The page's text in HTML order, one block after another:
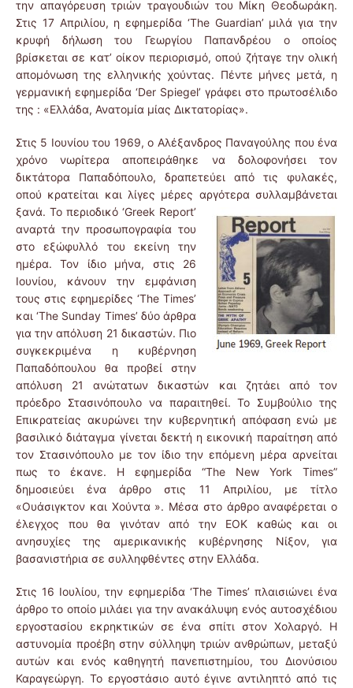
την απαγόρευση τριών τραγουδιών του Μίκη Θεοδωράκη.
Στις 17 Απριλίου, η εφημερίδα ‘The Guardian’ μιλά για την
κρυφή δήλωση του Γεωργίου Παπανδρέου ο οποίος
βρίσκεται σε κατ’ οίκον περιορισμό, οπού ζήταγε την ολική
απομόνωση της ελληνικής χούντας. Πέντε μήνες μετά, η
γερμανική εφημερίδα ‘Der Spiegel’ γράφει στο πρωτοσέλιδο
της : «Ελλάδα, Ανατομία μίας Δικτατορίας».
Στις 5 Ιουνίου του 1969, ο Αλέξανδρος Παναγούλης που ένα
χρόνο νωρίτερα αποπειράθηκε να δολοφονήσει τον
δικτάτορα Παπαδόπουλο, δραπετεύει από τις φυλακές,
οπού κρατείται και λίγες μέρες αργότερα συλλαμβάνεται
ξανά. Το περιοδικό ‘Greek Report’
αναρτά την προσωπογραφία του
στο εξώφυλλό του εκείνη την
ημέρα. Τον ίδιο μήνα, στις 26
Ιουνίου, κάνουν την εμφάνιση
τους στις εφημερίδες ‘The Times’
και ‘The Sunday Times’ δύο άρθρα
για την απόλυση 21 δικαστών. Πιο
συγκεκριμένα η κυβέρνηση
Παπαδόπουλου θα προβεί στην
απόλυση 21 ανώτατων δικαστών και ζητάει από τον
πρόεδρο Στασινόπουλο να παραιτηθεί. Το Συμβούλιο της
Επικρατείας ακυρώνει την κυβερνητική απόφαση ενώ με
βασιλικό διάταγμα γίνεται δεκτή η εικονική παραίτηση από
τον Στασινόπουλο με τον ίδιο την επόμενη μέρα αρνείται
πως το έκανε. Η εφημερίδα “The New York Times”
δημοσιεύει ένα άρθρο στις 11 Απριλίου, με τίτλο
«Ουάσιγκτον και Χούντα ». Μέσα στο άρθρο αναφέρεται ο
έλεγχος που θα γινόταν από την ΕΟΚ καθώς και οι
ανησυχίες της αμερικανικής κυβέρνησης Νίξον, για
βασανιστήρια σε συλληφθέντες στην Ελλάδα.
Στις 16 Ιουλίου, την εφημερίδα ‘The Times’ πλαισιώνει ένα
άρθρο το οποίο μιλάει για την ανακάλυψη ενός αυτοσχέδιου
εργοστασίου εκρηκτικών σε ένα σπίτι στον Χολαργό. Η
αστυνομία προέβη στην σύλληψη τριών ανθρώπων, μεταξύ
αυτών και ενός καθηγητή πανεπιστημίου, του Διονύσιου
Καραγεώργη. Το εργοστάσιο αυτό έγινε αντιληπτό από τις